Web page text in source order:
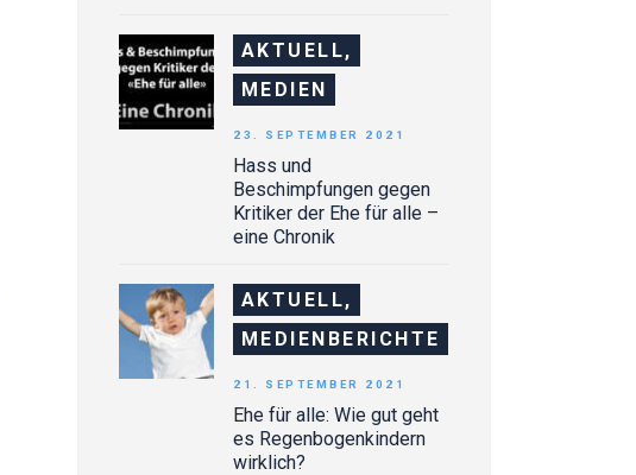
AKTUELL,
MEDIEN
Hass und
Beschimpfungen gegen
Kritiker der Ehe für alle –
eine Chronik
23. SEPTEMBER 2021
AKTUELL,
MEDIENBERICHTE
Ehe für alle: Wie gut geht
es Regenbogenkindern
wirklich?
21. SEPTEMBER 2021